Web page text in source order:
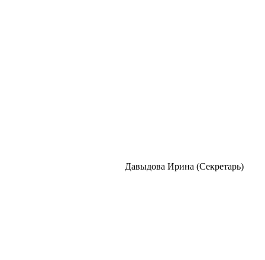
Давыдова Ирина (Секретарь)